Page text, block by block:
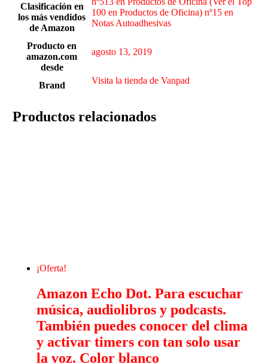
Clasificación en
los más vendidos
de Amazon
100 en Productos de Oficina) nº15 en
Notas Autoadhesivas
Producto en
amazon.com
desde
agosto 13, 2019
Brand Visita la tienda de Vanpad
Productos relacionados
¡Oferta!
Amazon Echo Dot. Para escuchar
música, audiolibros y podcasts.
También puedes conocer del clima
y activar timers con tan solo usar
la voz. Color blanco